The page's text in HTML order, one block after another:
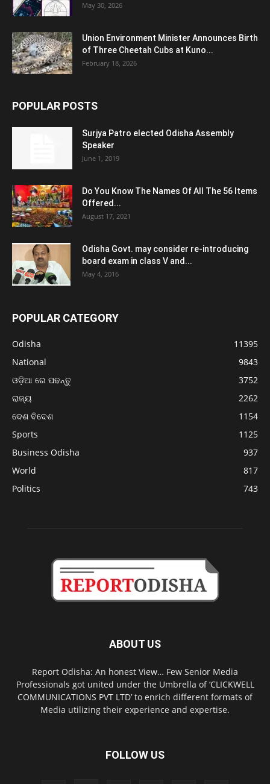
May 30, 2026
Union Environment Minister Announces Birth
of Three Cheetah Cubs at Kuno...
February 18, 2026
POPULAR POSTS
Surjya Patro elected Odisha Assembly
Speaker
June 1, 2019
Do You Know The Names Of All The 56 Items
Offered...
August 17, 2021
Odisha Govt. may consider re-introducing
board exam in class V and...
May 4, 2016
POPULAR CATEGORY
Odisha
11395
National
9843
ଓଡ଼ିଆ ରେ ପଢନ୍ତୁ
3752
ରାଜ୍ୟ
2262
ଦେଶ ବିଦେଶ
1154
Sports
1125
Business Odisha
937
World
817
Politics
743
ABOUT US
Report Odisha: An honest View… Few Senior Media
Professionals got united under the Umbrella of ‘CLICKWELL
COMMUNICATIONS PVT LTD’ to enrich different formats of
Media utilizing their experience and expertise.
FOLLOW US